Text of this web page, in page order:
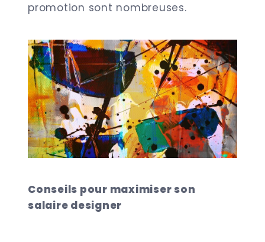
promotion sont nombreuses.
Conseils pour maximiser son
salaire designer